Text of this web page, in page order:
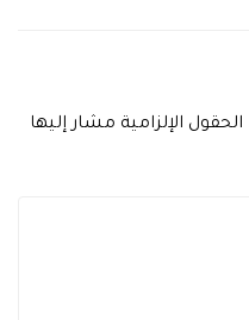
الحقول الإلزامية مشار إليها